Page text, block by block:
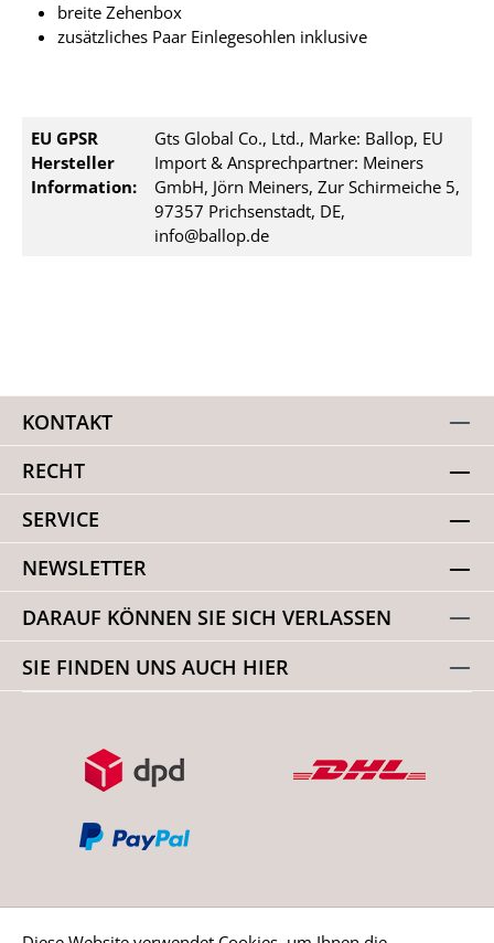
breite Zehenbox
zusätzliches Paar Einlegesohlen inklusive
EU GPSR
Hersteller
Information:
Gts Global Co., Ltd., Marke: Ballop, EU
Import & Ansprechpartner: Meiners
GmbH, Jörn Meiners, Zur Schirmeiche 5,
97357 Prichsenstadt, DE,
info@ballop.de
KONTAKT
RECHT
SERVICE
NEWSLETTER
DARAUF KÖNNEN SIE SICH VERLASSEN
SIE FINDEN UNS AUCH HIER